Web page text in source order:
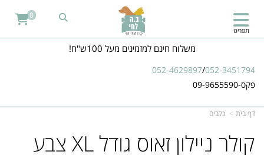
משלוח חינם למזמינים מעל 100ש"ח!
052-4629897/052-3451794
פקס-09-9655590
תפריט
0
דף בית כלבים
​קולר ניילון זאוס גודל XL צבע